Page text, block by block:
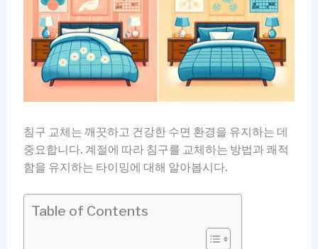
침구 교체는 깨끗하고 건강한 수면 환경을 유지하는 데
중요합니다. 계절에 따라 침구를 교체하는 방법과 쾌적
함을 유지하는 타이밍에 대해 알아봅시다.
Table of Contents